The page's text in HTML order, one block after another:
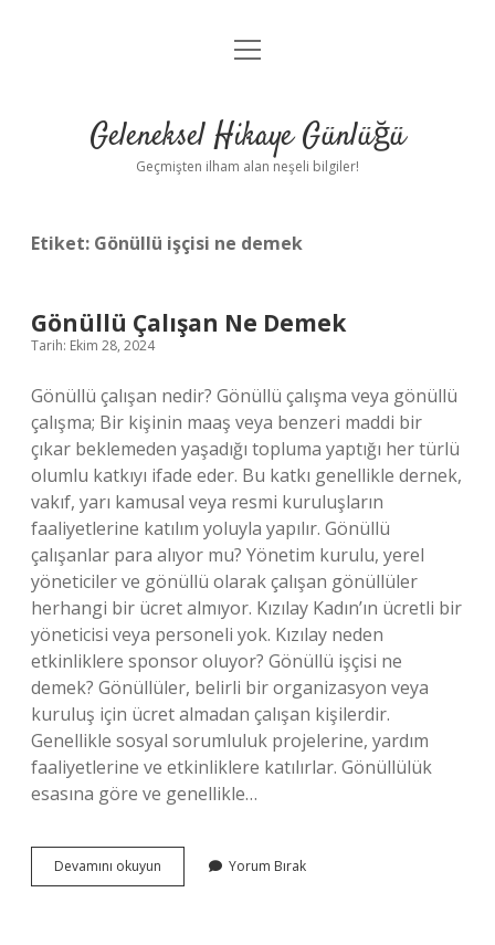
Anasayfa
Yasal Uyarı
menüyü
Geleneksel Hikaye Günlüğü
Geçmişten ilham alan neşeli bilgiler!
Etiket: Gönüllü işçisi ne demek
Gönüllü Çalışan Ne Demek
Tarih: Ekim 28, 2024
Gönüllü çalışan nedir? Gönüllü çalışma veya gönüllü
çalışma; Bir kişinin maaş veya benzeri maddi bir
çıkar beklemeden yaşadığı topluma yaptığı her türlü
olumlu katkıyı ifade eder. Bu katkı genellikle dernek,
vakıf, yarı kamusal veya resmi kuruluşların
faaliyetlerine katılım yoluyla yapılır. Gönüllü
çalışanlar para alıyor mu? Yönetim kurulu, yerel
yöneticiler ve gönüllü olarak çalışan gönüllüler
herhangi bir ücret almıyor. Kızılay Kadın’ın ücretli bir
yöneticisi veya personeli yok. Kızılay neden
etkinliklere sponsor oluyor? Gönüllü işçisi ne
demek? Gönüllüler, belirli bir organizasyon veya
kuruluş için ücret almadan çalışan kişilerdir.
Genellikle sosyal sorumluluk projelerine, yardım
faaliyetlerine ve etkinliklere katılırlar. Gönüllülük
esasına göre ve genellikle…
Devamını okuyun
Çalışan
Yorum Bırak